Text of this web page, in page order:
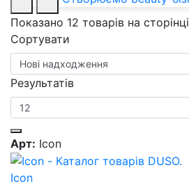
Показано 12 товарів на сторінці
Сортувати
Результатів
Арт: Icon
Icon